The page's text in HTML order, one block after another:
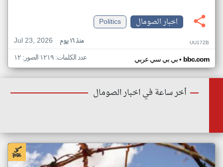
اخبار الصومال
Politics
Jul 23, 2026
منذ ١٦ يوم UU17ZB
بي بي سي عربي• bbc.com عدد الكلمات: ١٢١٩ الصور: ١٢
أخر ساعة في اخبار الصومال